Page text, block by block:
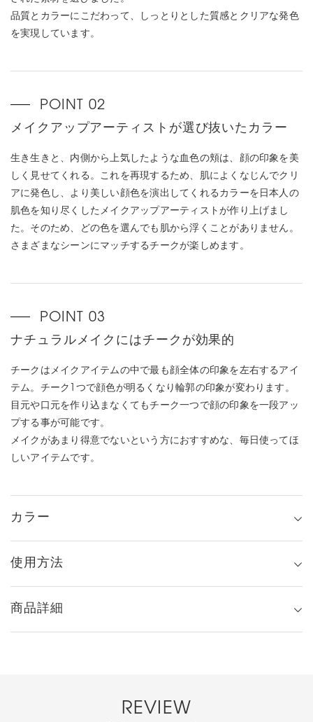
品質とカラーにこだわって、しっとりとした質感とクリアな発色
を実現しています。
メイクアップアーティストが選び抜いたカラー
生き生きと、内側から上気したような血色の頬は、顔の印象を美
しく見せてくれる。これを再現するため、肌によくなじんでクリ
アに発色し、より美しい顔色を演出してくれるカラーを日本人の
肌色を知り尽くしたメイクアップアーティストが作り上げまし
た。そのため、どの色を選んでも肌から浮くことがありません。
さまざまなシーンにマッチするチークが楽しめます。
ナチュラルメイクにはチークが効果的
チークはメイクアイテムの中で最も顔全体の印象を左右するアイ
テム。チーク1つで顔色が明るくなり輪郭の印象が変わります。
目元や口元を作り込まなくてもチーク一つで顔の印象を一段アッ
プする事が可能です。
メイクがあまり得意でないという方におすすめな、毎日使ってほ
しいアイテムです。
カラー
使用方法
商品詳細
REVIEW